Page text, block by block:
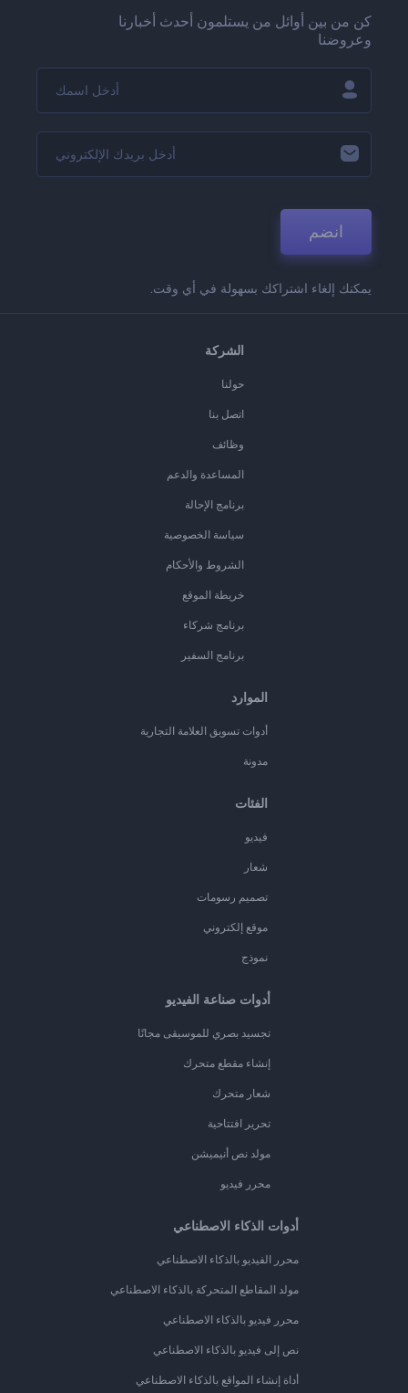
كن من بين أوائل من يستلمون أحدث أخبارنا
وعروضنا
انضم
يمكنك إلغاء اشتراكك بسهولة في أي وقت.
الشركة
حولنا
اتصل بنا
وظائف
المساعدة والدعم
برنامج الإحالة
سياسة الخصوصية
الشروط والأحكام
خريطة الموقع
برنامج شركاء
برنامج السفير
الموارد
أدوات تسويق العلامة التجارية
مدونة
الفئات
فيديو
شعار
تصميم رسومات
موقع إلكتروني
نموذج
أدوات صناعة الفيديو
تجسيد بصري للموسيقى مجانًا
إنشاء مقطع متحرك
شعار متحرك
تحرير افتتاحية
مولد نص أنيميشن
محرر فيديو
أدوات الذكاء الاصطناعي
محرر الفيديو بالذكاء الاصطناعي
مولد المقاطع المتحركة بالذكاء الاصطناعي
محرر فيديو بالذكاء الاصطناعي
نص إلى فيديو بالذكاء الاصطناعي
أداة إنشاء المواقع بالذكاء الاصطناعي